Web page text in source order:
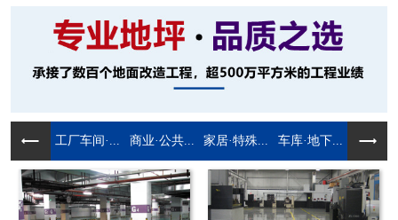
工厂车间·... 商业·公共... 家居·特殊... 车库·地下...